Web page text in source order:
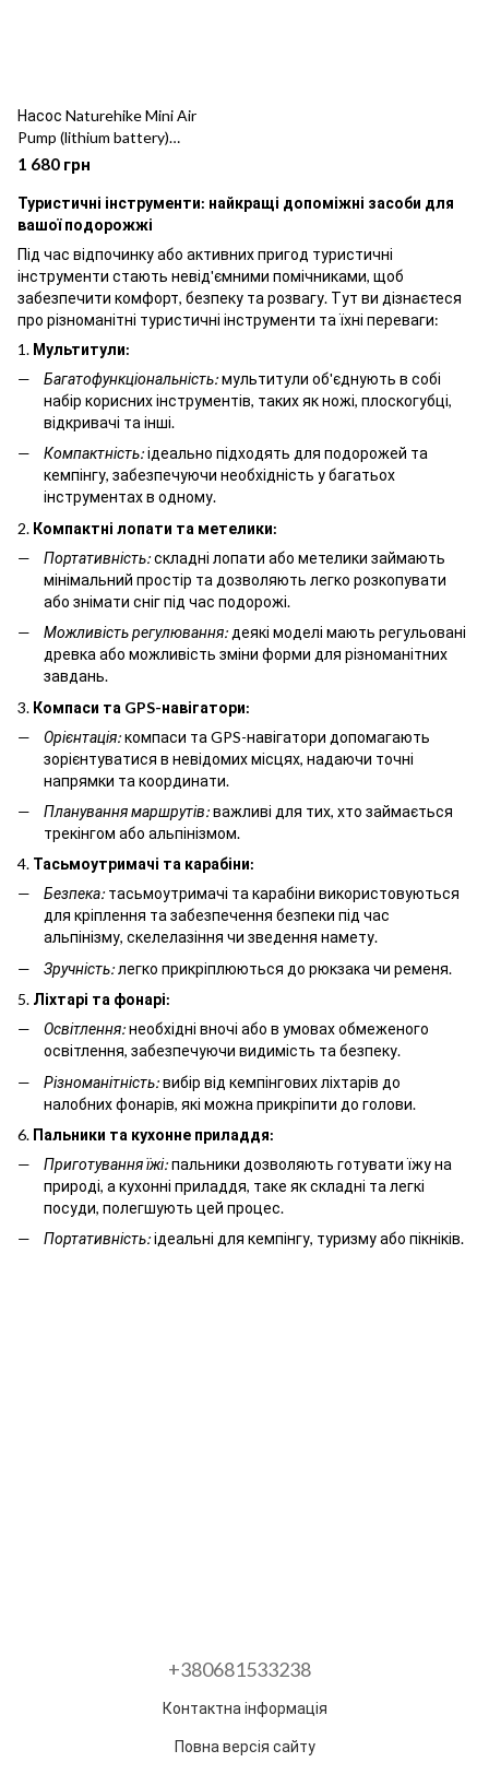
Насос Naturehike Mini Air
Pump (lithium battery)
NH17C100-B Orange
1 680 грн
Туристичні інструменти: найкращі допоміжні засоби для
вашої подорожжі
Під час відпочинку або активних пригод туристичні
інструменти стають невід'ємними помічниками, щоб
забезпечити комфорт, безпеку та розвагу. Тут ви дізнаєтеся
про різноманітні туристичні інструменти та їхні переваги:
1. Мультитули:
Багатофункціональність:мультитули об'єднують в собі
набір корисних інструментів, таких як ножі, плоскогубці,
відкривачі та інші.
Компактність:ідеально підходять для подорожей та
кемпінгу, забезпечуючи необхідність у багатьох
інструментах в одному.
2. Компактні лопати та метелики:
Портативність:складні лопати або метелики займають
мінімальний простір та дозволяють легко розкопувати
або знімати сніг під час подорожі.
Можливість регулювання: деякі моделі мають регульовані
древка або можливість зміни форми для різноманітних
завдань.
3. Компаси та GPS-навігатори:
Орієнтація:компаси та GPS-навігатори допомагають
зорієнтуватися в невідомих місцях, надаючи точні
напрямки та координати.
Планування маршрутів:важливі для тих, хто займається
трекінгом або альпінізмом.
4. Тасьмоутримачі та карабіни:
Безпека: тасьмоутримачі та карабіни використовуються
для кріплення та забезпечення безпеки під час
альпінізму, скелелазіння чи зведення намету.
Зручність:легко прикріплюються до рюкзака чи ременя.
5. Ліхтарі та фонарі:
Освітлення:необхідні вночі або в умовах обмеженого
освітлення, забезпечуючи видимість та безпеку.
Різноманітність:вибір від кемпінгових ліхтарів до
налобних фонарів, які можна прикріпити до голови.
6. Пальники та кухонне приладдя:
Приготування їжі:пальники дозволяють готувати їжу на
природі, а кухонні приладдя, таке як складні та легкі
посуди, полегшують цей процес.
Портативність:ідеальні для кемпінгу, туризму або пікніків.
+380681533238
Контактна інформація
Повна версія сайту